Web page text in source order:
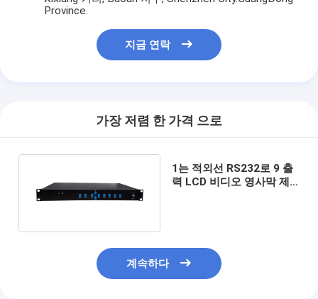
Province.
지금 연락
가장 저렴 한 가격 으로
1는 적외선 RS232로 9 출
력 LCD 비디오 영사막 제
계속하다